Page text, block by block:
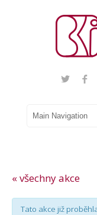
« všechny akce
Tato akce již